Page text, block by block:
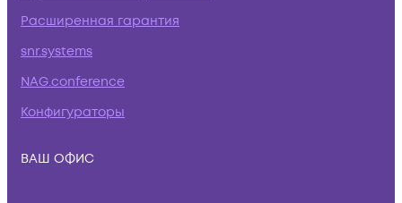
Расширенная гарантия
snr.systems
NAG.conference
Конфигураторы
ВАШ ОФИС